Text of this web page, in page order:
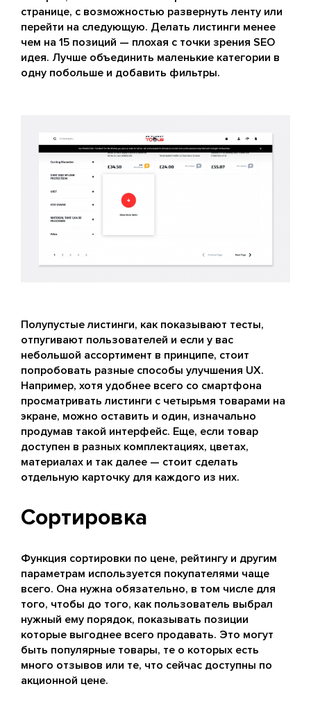
странице, с возможностью развернуть ленту или
перейти на следующую. Делать листинги менее
чем на 15 позиций — плохая с точки зрения SEO
идея. Лучше объединить маленькие категории в
одну побольше и добавить фильтры.
Полупустые листинги, как показывают тесты,
отпугивают пользователей и если у вас
небольшой ассортимент в принципе, стоит
попробовать разные способы улучшения UX.
Например, хотя удобнее всего со смартфона
просматривать листинги с четырьмя товарами на
экране, можно оставить и один, изначально
продумав такой интерфейс. Еще, если товар
доступен в разных комплектациях, цветах,
материалах и так далее — стоит сделать
отдельную карточку для каждого из них.
Сортировка
Функция сортировки по цене, рейтингу и другим
параметрам используется покупателями чаще
всего. Она нужна обязательно, в том числе для
того, чтобы до того, как пользователь выбрал
нужный ему порядок, показывать позиции
которые выгоднее всего продавать. Это могут
быть популярные товары, те о которых есть
много отзывов или те, что сейчас доступны по
акционной цене.